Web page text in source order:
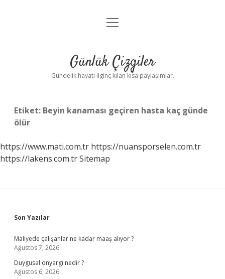
Anasayfa
Yasal Uyarı
menüyü
Günlük Çizgiler
Gündelik hayatı ilginç kılan kısa paylaşımlar.
Etiket: Beyin kanaması geçiren hasta kaç günde
ölür
https://www.mati.com.tr https://nuansporselen.com.tr
https://lakens.com.trSitemap
Sidebar
Son Yazılar
Maliyede çalışanlar ne kadar maaş alıyor ?
Ağustos 7, 2026
Duygusal önyargı nedir ?
Ağustos 6, 2026